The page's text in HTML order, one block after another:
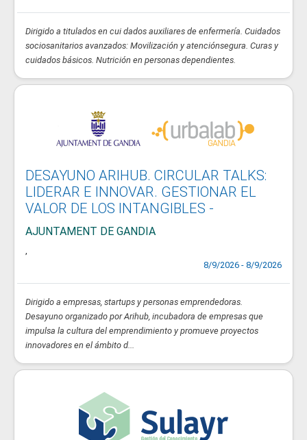
Dirigido a titulados en cui dados auxiliares de enfermería. Cuidados
sociosanitarios avanzados: Movilización y atenciónsegura. Curas y
cuidados básicos. Nutrición en personas dependientes.
DESAYUNO ARIHUB. CIRCULAR TALKS:
LIDERAR E INNOVAR. GESTIONAR EL
VALOR DE LOS INTANGIBLES -
AJUNTAMENT DE GANDIA
,
8/9/2026 - 8/9/2026
Dirigido a empresas, startups y personas emprendedoras.
Desayuno organizado por Arihub, incubadora de empresas que
impulsa la cultura del emprendimiento y promueve proyectos
innovadores en el ámbito d...